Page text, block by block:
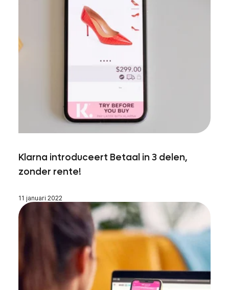
Klarna introduceert Betaal in 3 delen,
zonder rente!
11 januari 2022